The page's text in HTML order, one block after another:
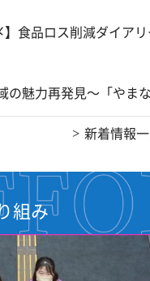
】食品ロス削減ダイアリ
の魅力再発見～「やま
新着情報
組み